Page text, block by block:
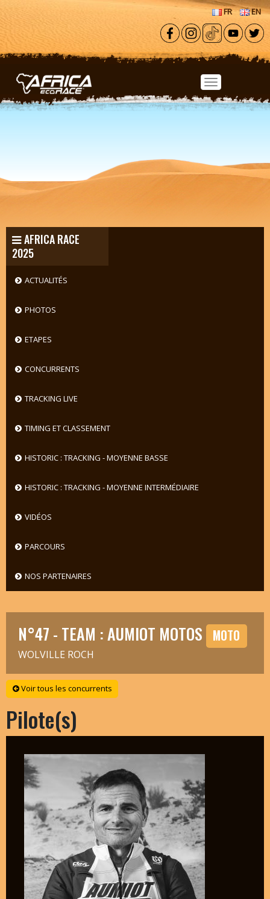
Aller au contenu principal
FR EN
AFRICA RACE
2025
ACTUALITÉS
PHOTOS
ETAPES
CONCURRENTS
TRACKING LIVE
TIMING ET CLASSEMENT
HISTORIC : TRACKING - MOYENNE BASSE
HISTORIC : TRACKING - MOYENNE INTERMÉDIAIRE
VIDÉOS
PARCOURS
NOS PARTENAIRES
N°47 - TEAM : AUMIOT MOTOS MOTO
WOLVILLE ROCH
Voir tous les concurrents
Pilote(s)